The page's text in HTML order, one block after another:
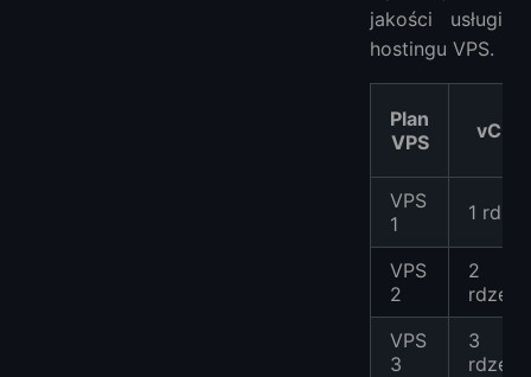
jakości usługi
hostingu VPS.
Plan
VPS
vCPU
VPS
1
1
VPS
2
2
VPS
3
3